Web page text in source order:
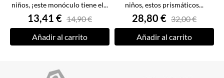
niños, ¡este monóculo tiene el...
13,41 € 14,90 €
Añadir al carrito
niños, estos prismáticos...
28,80 € 32,00 €
Añadir al carrito